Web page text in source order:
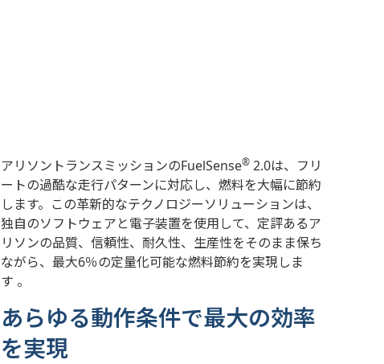
アリソントランスミッションのFuelSense® 2.0は、フリ
ートの過酷な走行パターンに対応し、燃料を大幅に節約
します。この革新的なテクノロジーソリューションは、
独自のソフトウェアと電子装置を使用して、定評あるア
リソンの品質、信頼性、耐久性、生産性をそのまま保ち
ながら、最大6％の定量化可能な燃料節約を実現しま
す 。
あらゆる動作条件で最大の効率
を実現